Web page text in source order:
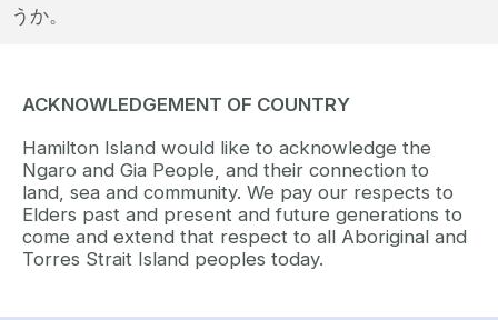
うか。
ACKNOWLEDGEMENT OF COUNTRY
Hamilton Island would like to acknowledge the
Ngaro and Gia People, and their connection to
land, sea and community. We pay our respects to
Elders past and present and future generations to
come and extend that respect to all Aboriginal and
Torres Strait Island peoples today.